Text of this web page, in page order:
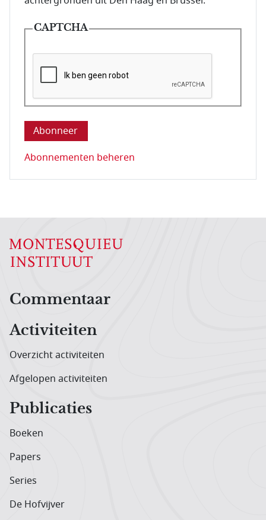
CAPTCHA
Deze vraag is om te controleren dat u een mens
Abonnementen beheren
Hoofdnavigatiemenu
Commentaar
Activiteiten
Overzicht activiteiten
Afgelopen activiteiten
Publicaties
Boeken
Papers
Series
De Hofvijver